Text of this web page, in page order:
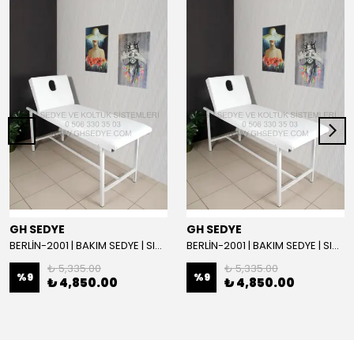
GH SEDYE
BERLİN-2001 | BAKIM SEDYE | SIRT AYARLI | BEYAZ
%9
₺ 5,335.00
₺ 4,850.00
GH SEDYE
BERLİN-2001 | BAKIM SEDYE | SIRT AYARLI
%9
₺ 5,335.00
₺ 4,850.00